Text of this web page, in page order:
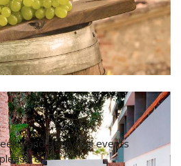
and periodical events